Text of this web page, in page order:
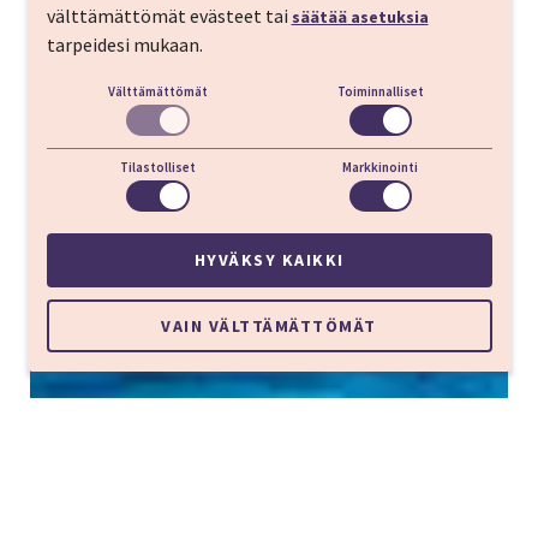
välttämättömät evästeet tai säätää asetuksia
tarpeidesi mukaan.
Välttämättömät Toiminnalliset
Tilastolliset Markkinointi
HYVÄKSY KAIKKI
VAIN VÄLTTÄMÄTTÖMÄT